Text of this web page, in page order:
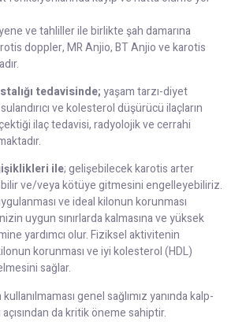
ve tahliller ile birlikte şah damarına
doppler, MR Anjio, BT Anjio ve karotis
tedavisinde;yaşam tarzı-diyet
ve kolesterol düşürücü ilaçların
çektiği ilaç tedavisi, radyolojik ve cerrahi
ile; gelişebilecek karotis arter
ve/veya kötüye gitmesini engelleyebiliriz.
ve ideal kilonun korunması
uygun sınırlarda kalmasına ve yüksek
yardımcı olur. Fiziksel aktivitenin
korunması ve iyi kolesterol (HDL)
sağlar.
genel sağlımız yanında kalp-
açısından da kritik öneme sahiptir.